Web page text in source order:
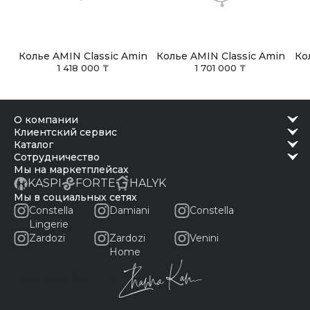
Колье AMIN Classic Amin
1 418 000 ₸
Колье AMIN Classic Amin
1 701 000 ₸
о компании
клиентский сервис
каталог
сотрудничество
Мы на маркетплейсах
KASPI FORTE HALYK
Мы в социальных сетях
Constella
Lingerie
Damiani Constella
Zardozi
Zardozi
Home
Venini